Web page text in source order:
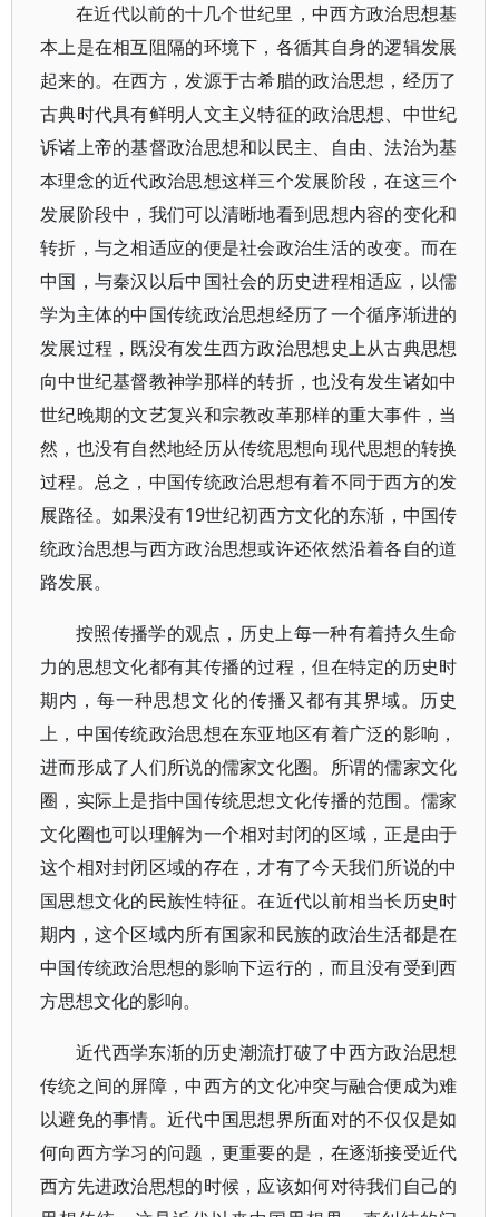
在近代以前的十几个世纪里，中西方政治思想基
本上是在相互阻隔的环境下，各循其自身的逻辑发展
起来的。在西方，发源于古希腊的政治思想，经历了
古典时代具有鲜明人文主义特征的政治思想、中世纪
诉诸上帝的基督政治思想和以民主、自由、法治为基
本理念的近代政治思想这样三个发展阶段，在这三个
发展阶段中，我们可以清晰地看到思想内容的变化和
转折，与之相适应的便是社会政治生活的改变。而在
中国，与秦汉以后中国社会的历史进程相适应，以儒
学为主体的中国传统政治思想经历了一个循序渐进的
发展过程，既没有发生西方政治思想史上从古典思想
向中世纪基督教神学那样的转折，也没有发生诸如中
世纪晚期的文艺复兴和宗教改革那样的重大事件，当
然，也没有自然地经历从传统思想向现代思想的转换
过程。总之，中国传统政治思想有着不同于西方的发
展路径。如果没有19世纪初西方文化的东渐，中国传
统政治思想与西方政治思想或许还依然沿着各自的道
路发展。
按照传播学的观点，历史上每一种有着持久生命
力的思想文化都有其传播的过程，但在特定的历史时
期内，每一种思想文化的传播又都有其界域。历史
上，中国传统政治思想在东亚地区有着广泛的影响，
进而形成了人们所说的儒家文化圈。所谓的儒家文化
圈，实际上是指中国传统思想文化传播的范围。儒家
文化圈也可以理解为一个相对封闭的区域，正是由于
这个相对封闭区域的存在，才有了今天我们所说的中
国思想文化的民族性特征。在近代以前相当长历史时
期内，这个区域内所有国家和民族的政治生活都是在
中国传统政治思想的影响下运行的，而且没有受到西
方思想文化的影响。
近代西学东渐的历史潮流打破了中西方政治思想
传统之间的屏障，中西方的文化冲突与融合便成为难
以避免的事情。近代中国思想界所面对的不仅仅是如
何向西方学习的问题，更重要的是，在逐渐接受近代
西方先进政治思想的时候，应该如何对待我们自己的